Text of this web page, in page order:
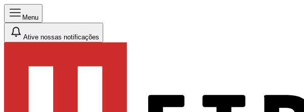
Menu
Ative nossas notificações